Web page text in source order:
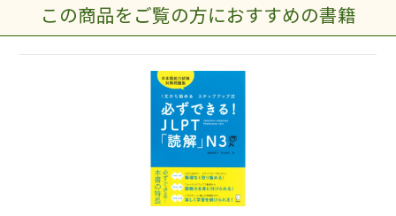
この商品をご覧の方におすすめの書籍